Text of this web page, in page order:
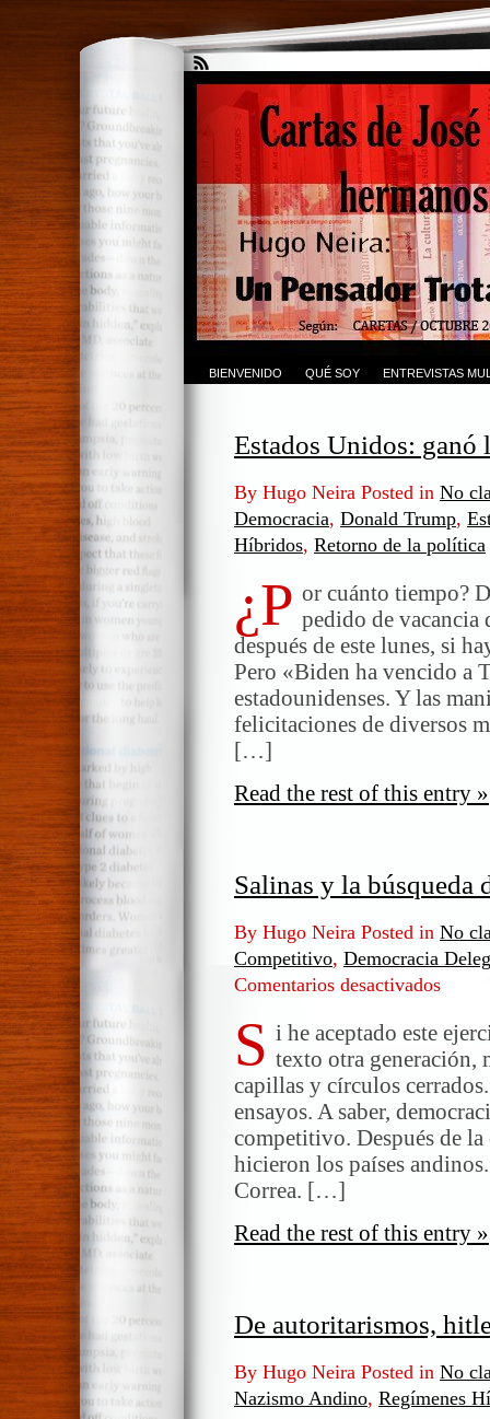
BIENVENIDO QUÉ SOY ENTREVISTAS
Estados Unidos: ganó
By Hugo Neira Posted in No
Democracia, Donald Trump,
Híbridos, Retorno de la política
¿P or cuánto tiempo?
pedido de vacancia
después de este lunes, si
Pero «Biden ha vencido a
estadounidenses. Y las
felicitaciones de diversos
[…]
Read the rest of this entry »
Salinas y la búsqueda
By Hugo Neira Posted in No
Competitivo, Democracia
Comentarios desactivados
y
la
de
la
razón
S i he aceptado este
texto otra generación,
capillas y círculos
ensayos. A saber,
competitivo. Después de
hicieron los países
Correa. […]
Read the rest of this entry »
De autoritarismos,
By Hugo Neira Posted in No
Nazismo Andino, Regímenes